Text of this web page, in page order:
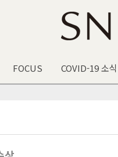
FOCUS COVID-19 소식